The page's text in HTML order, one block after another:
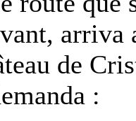
arriva
de
: